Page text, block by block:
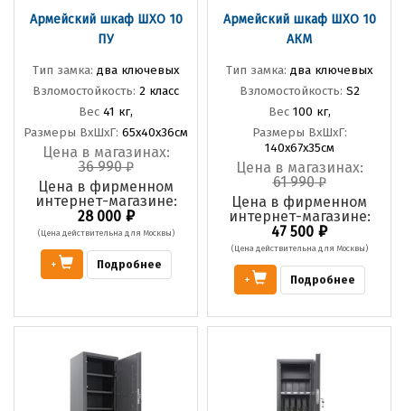
Армейский шкаф ШХО 10
ПУ
Тип замка: два ключевых
Взломостойкость: 2 класс
Вес 41 кг,
Размеры ВхШхГ: 65х40х36см
Цена в магазинах:
36 990₽
Цена в фирменном
интернет-магазине:
28 000₽
(Цена действительна для Москвы)
+ Подробнее
Армейский шкаф ШХО 10
АКМ
Тип замка: два ключевых
Взломостойкость: S2
Вес 100 кг,
Размеры ВхШхГ:
140х67х35см
Цена в магазинах:
61 990₽
Цена в фирменном
интернет-магазине:
47 500 ₽
(Цена действительна для Москвы)
+ Подробнее